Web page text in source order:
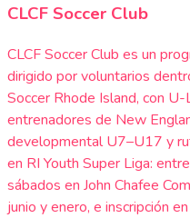
CLCF Soccer Club
CLCF Soccer Club es un
dirigido por voluntarios
Soccer Rhode Island, con
entrenadores de New
developmental U7–U17 y
en RI Youth Super Liga:
sábados en John Chafee
junio y enero, e inscripción